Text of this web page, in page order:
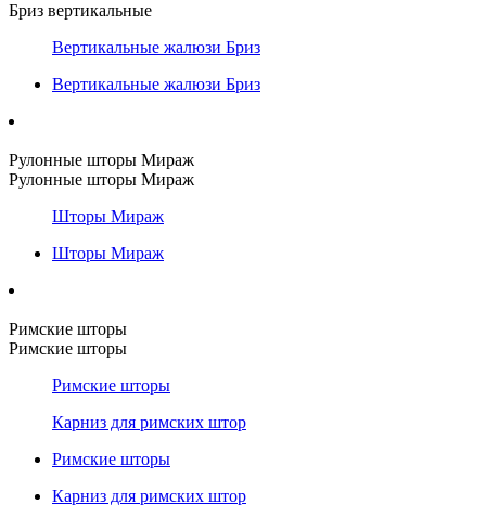
Бриз вертикальные
Вертикальные жалюзи Бриз
Вертикальные жалюзи Бриз
Рулонные шторы Мираж
Рулонные шторы Мираж
Шторы Мираж
Шторы Мираж
Римские шторы
Римские шторы
Римские шторы
Карниз для римских штор
Римские шторы
Карниз для римских штор